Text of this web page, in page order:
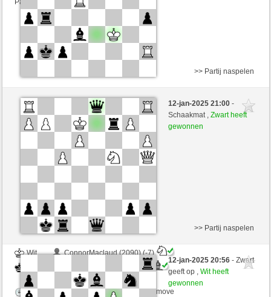
Partij telt mee voor de ranglijst
Wit
BjoernOmat (1848) (-2)
Zwart
MRobespierre (2314) (+2)
Speelduur: 2 minutes/side + 2 seconds/move
Partij telt mee voor de ranglijst
>> Partij naspelen
12-jan-2025 21:00-
Schaakmat ,Zwart heeft
gewonnen
Wit
ConnorMaclaud (2090) (-7)
MRobespierre (2307) (+7)
Speelduur: 2 minutes/side + 0 seconds/move
>> Partij naspelen
12-jan-2025 20:56- Zwart
geeft op ,Wit heeft
gewonnen